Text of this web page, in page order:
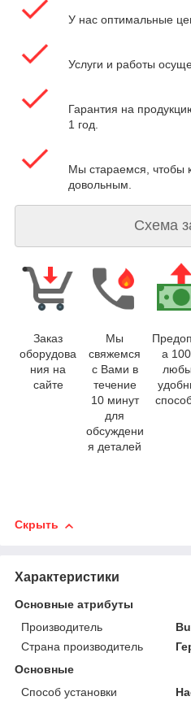
У нас оптимальные
Услуги и работы
Гарантия на
1 год.
Мы стараемся, чтобы
довольным.
Схема
Заказ
оборудова
ния на
сайте
Мы
свяжемся
с Вами в
течение
10 минут
для
обсуждени
я деталей
а
Скрыть
Характеристики
Основные атрибуты
Производитель
Страна производитель
Основные
Способ установки